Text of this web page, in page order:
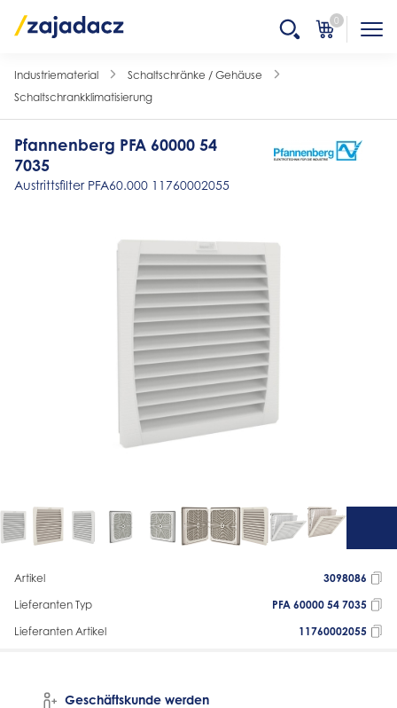
0
Industriematerial
Schaltschränke / Gehäuse
Schaltschrankklimatisierung
Pfannenberg PFA 60000 54
7035
Austrittsfilter PFA60.000 11760002055
Artikel
3098086
Lieferanten Typ
PFA 60000 54 7035
Lieferanten Artikel
11760002055
Geschäftskunde werden